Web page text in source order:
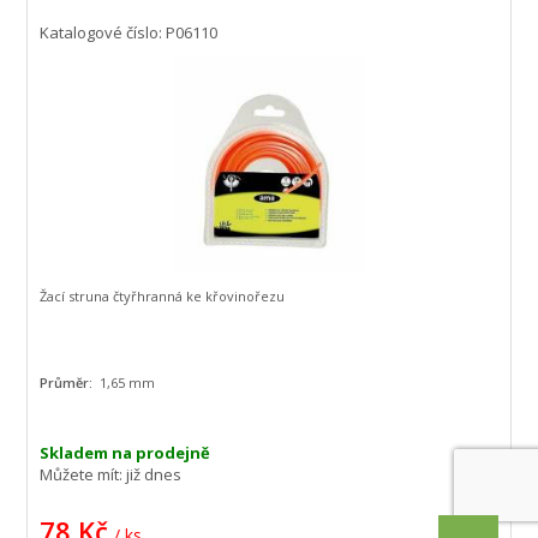
Katalogové číslo: P06110
Skladem na prodejně
Můžete mít:již dnes
78 Kč
Žací struna čtyřhranná ke křovinořezu
Průměr: 1,65 mm